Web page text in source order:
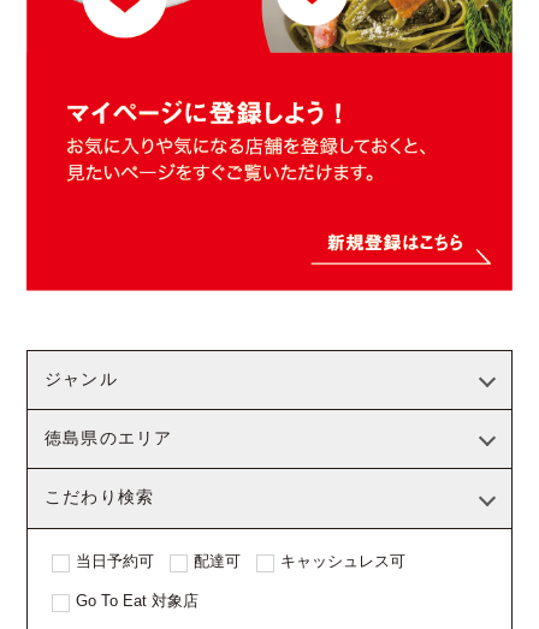
ジャンル
徳島県のエリア
こだわり検索
当日予約可 配達可 キャッシュレス可
Go To Eat 対象店